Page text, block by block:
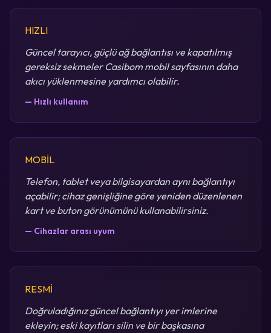
HIZLI
Güncel tarayıcı, güçlü ağ bağlantısı ve kapatılmış
gereksiz sekmeler Casibom mobil sayfasının daha
akıcı yüklenmesine yardımcı olabilir.
— Hızlı kullanım
MOBİL
Telefon, tablet veya bilgisayardan aynı bağlantıyı
açabilir; cihaz genişliğine göre yeniden düzenlenen
kart ve buton görünümünü kullanabilirsiniz.
— Cihazlar arası uyum
RESMİ
Doğruladığınız güncel bağlantıyı yer imlerine
ekleyin; eski kayıtları silin ve bir başkasına